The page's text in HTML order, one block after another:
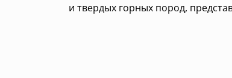
и твердых горных пород,